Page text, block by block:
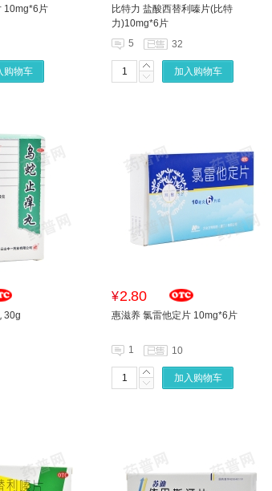
10mg*6片
购物车
比特力 盐酸西替利嗪片(比特
力)10mg*6片
5
32
加入购物车
30g
¥2.80
惠滋养 氯雷他定片 10mg*6片
1 10
加入购物车